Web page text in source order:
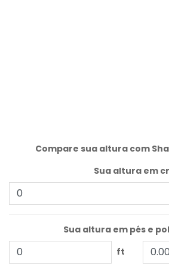
Compare sua altura com
Sua altura em
Sua altura em pés e
ft